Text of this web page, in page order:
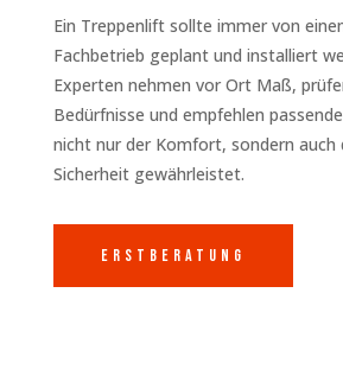
Ein Treppenlift sollte immer von
Fachbetrieb geplant und installiert
Experten nehmen vor Ort Maß,
Bedürfnisse und empfehlen
nicht nur der Komfort, sondern auch
Sicherheit gewährleistet.
Erstberatung